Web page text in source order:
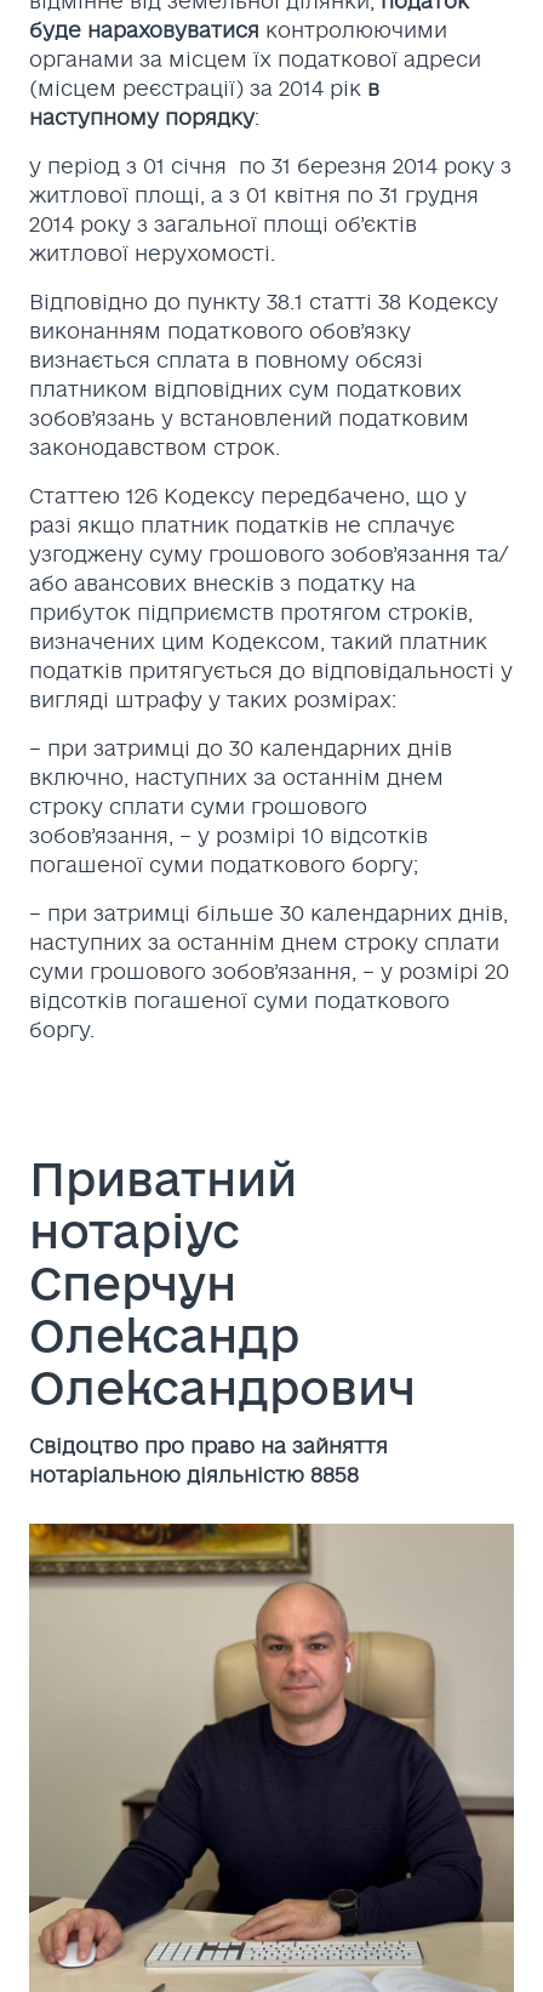
буде нараховуватися контролюючими
органами за місцем їх податкової адреси
(місцем реєстрації) за 2014 рік в
наступному порядку:
у період з 01 січня по 31 березня 2014 року з
житлової площі, а з 01 квітня по 31 грудня
2014 року з загальної площі об’єктів
житлової нерухомості.
Відповідно до пункту 38.1 статті 38 Кодексу
виконанням податкового обов’язку
визнається сплата в повному обсязі
платником відповідних сум податкових
зобов’язань у встановлений податковим
законодавством строк.
Статтею 126 Кодексу передбачено, що у
разі якщо платник податків не сплачує
узгоджену суму грошового зобов’язання та/
або авансових внесків з податку на
прибуток підприємств протягом строків,
визначених цим Кодексом, такий платник
податків притягується до відповідальності у
вигляді штрафу у таких розмірах:
– при затримці до 30 календарних днів
включно, наступних за останнім днем
строку сплати суми грошового
зобов’язання, – у розмірі 10 відсотків
погашеної суми податкового боргу;
– при затримці більше 30 календарних днів,
наступних за останнім днем строку сплати
суми грошового зобов’язання, – у розмірі 20
відсотків погашеної суми податкового
боргу.
Приватний
нотаріус
Сперчун
Олександр
Олександрович
Cвідоцтво про право на зайняття
нотаріальною діяльністю 8858